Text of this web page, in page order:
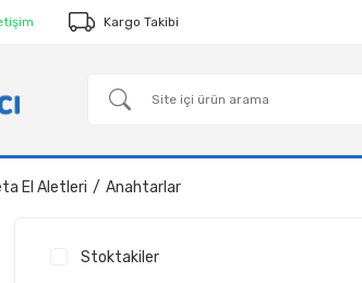
Kargo Takibi
El Aletleri Anahtarlar
Stoktakiler